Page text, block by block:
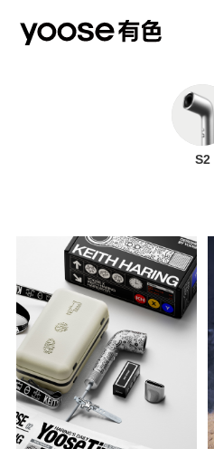
联名款
关于有色
S2